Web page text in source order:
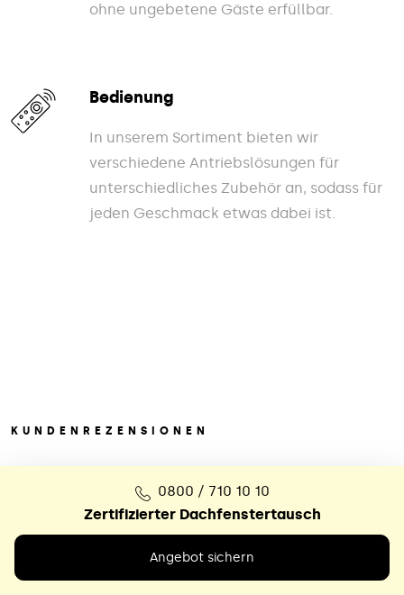
ohne ungebetene Gäste erfüllbar.
Bedienung
In unserem Sortiment bieten wir
verschiedene Antriebslösungen für
unterschiedliches Zubehör an, sodass für
jeden Geschmack etwas dabei ist.
KUNDENREZENSIONEN
Das sagen hunderte
zufriedeneKunden
0800 / 710 10 10
Zertifizierter Dachfenstertausch
Angebot sichern